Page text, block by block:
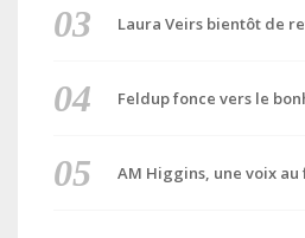
Laura Veirs bientôt de
Feldup fonce vers le
AM Higgins, une voix